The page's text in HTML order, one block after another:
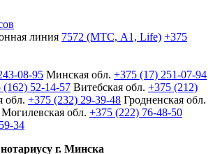
линия 7572 (МТС, A1, Life) +375
08-95 Минская обл. +375 (17) 251-07-94
(162) 52-14-57 Витебская обл. +375 (212)
обл. +375 (232) 29-39-48 Гродненская обл.
Могилевская обл. +375 (222) 76-48-50
34
г. Минска